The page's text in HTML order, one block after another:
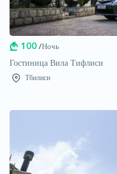
100 /Ночь
Гостиница Вила Тифлиси
Тбилиси